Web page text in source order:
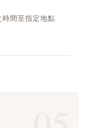
間至指定地點